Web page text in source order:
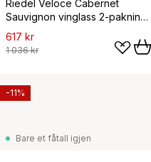
Riedel Veloce Cabernet
Sauvignon vinglass 2-pakning,
82,5 cl
617 kr
1 036 kr
Bare et fåtall igjen
-11%